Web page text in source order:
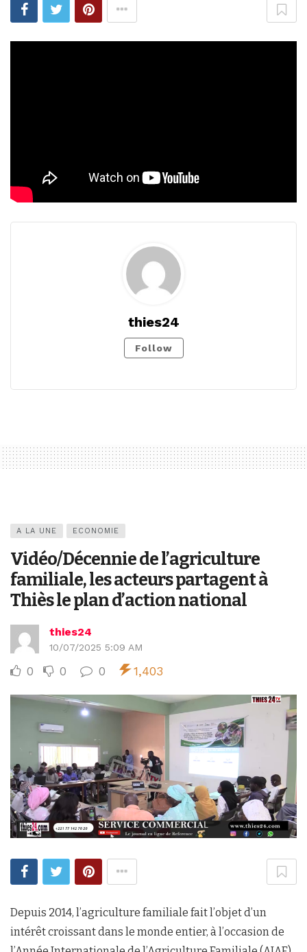
thies24
Follow
A LA UNE ECONOMIE
Vidéo/Décennie de l’agriculture
familiale, les acteurs partagent à
Thiès le plan d’action national
thies24
10/07/2025 5:09 AM
0 0 0 1,403
Depuis 2014, l’agriculture familiale fait l’objet d’un
intérêt croissant dans le monde entier, à l’occasion de